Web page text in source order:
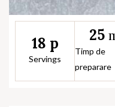
18 p
Servings
25
Timp de
preparare